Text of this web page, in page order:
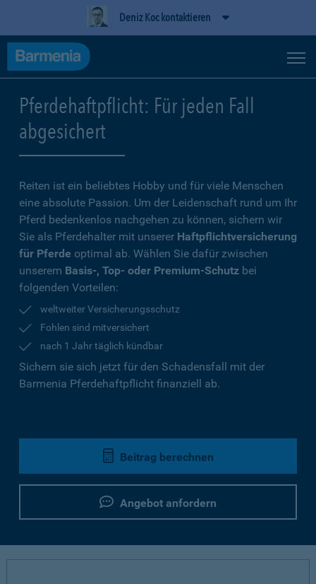
Deniz Koc kontaktieren
Pferdehaftpflicht: Für jeden Fall
abgesichert
Reiten ist ein beliebtes Hobby und für viele Menschen
eine absolute Passion. Um der Leidenschaft rund um Ihr
Pferd bedenkenlos nachgehen zu können, sichern wir
Sie als Pferdehalter mit unserer Haftpflichtversicherung
für Pferde optimal ab. Wählen Sie dafür zwischen
unserem Basis-, Top- oder Premium-Schutz bei
folgenden Vorteilen:
weltweiter Versicherungsschutz
Fohlen sind mitversichert
nach 1 Jahr täglich kündbar
Sichern sie sich jetzt für den Schadensfall mit der
Barmenia Pferdehaftpflicht finanziell ab.
Beitrag berechnen
Angebot anfordern